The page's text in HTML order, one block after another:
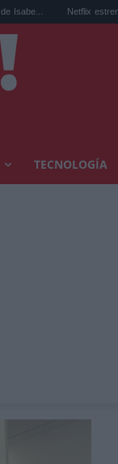
Netflix estrena por
TECNOLOGÍA